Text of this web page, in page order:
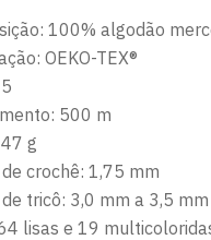
100% algodão
OEKO-TEX®
500 m
g
crochê: 1,75 mm
tricô: 3,0 mm a 3,5 mm
lisas e 19